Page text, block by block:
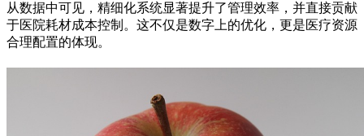
从数据中可见，精细化系统显著提升了管理效率，并直接贡献
于医院耗材成本控制。这不仅是数字上的优化，更是医疗资源
合理配置的体现。